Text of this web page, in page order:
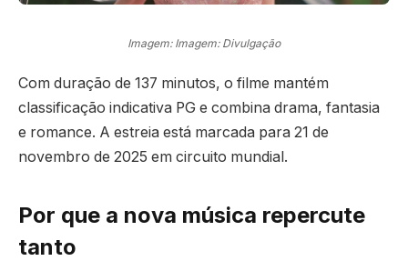
Imagem: Imagem: Divulgação
Com duração de 137 minutos, o filme mantém
classificação indicativa PG e combina drama, fantasia
e romance. A estreia está marcada para 21 de
novembro de 2025 em circuito mundial.
Por que a nova música repercute
tanto